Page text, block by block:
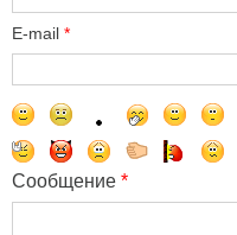
E-mail *
Сообщение *